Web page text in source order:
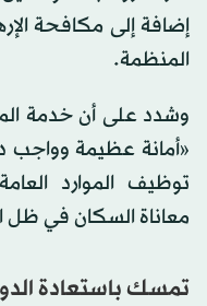
إضافة إلى مكافحة
المنظمة.
وشدد على أن خدمة
«أمانة عظيمة وواجب
توظيف الموارد
معاناة السكان في ظل
تمسك باستعادة